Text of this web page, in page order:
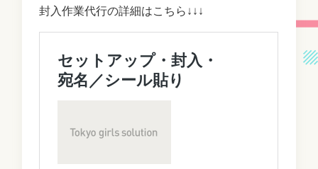
封入作業代行の詳細はこちら↓↓↓